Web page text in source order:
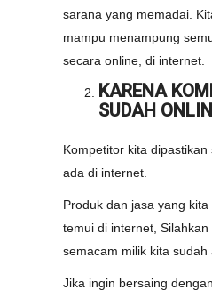
sarana yang memadai.
mampu menampung
secara online, di internet.
KARENA
SUDAH
Kompetitor kita
ada di internet.
Produk dan jasa yang
temui di internet,
semacam milik kita sudah
Jika ingin bersaing